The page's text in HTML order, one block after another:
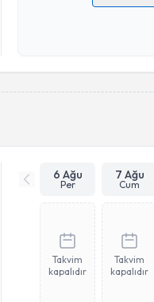
Kişisel verilerimin
Takvim
6 Ağu
Per
7 Ağu
Cum
Takvim
kapalıdır
Takvim
kapalıdır